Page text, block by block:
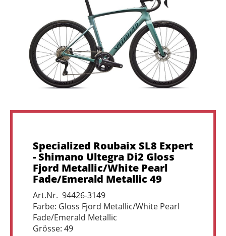
Specialized Roubaix SL8 Expert
- Shimano Ultegra Di2 Gloss
Fjord Metallic/White Pearl
Fade/Emerald Metallic 49
Art.Nr. 94426-3149
Farbe: Gloss Fjord Metallic/White Pearl
Fade/Emerald Metallic
Grösse: 49